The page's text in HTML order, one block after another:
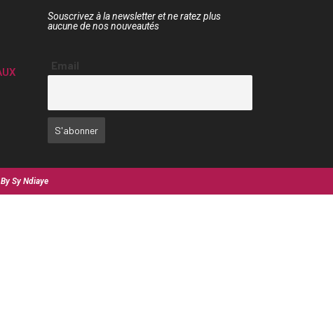
Souscrivez à la newsletter et ne ratez plus
aucune de nos nouveautés
Email
Sy Ndiaye